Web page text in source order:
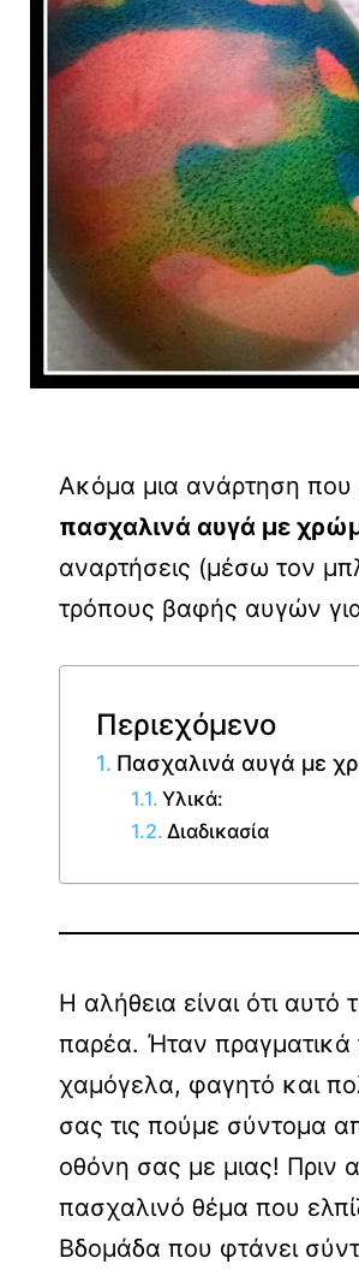
Ακόμα μια ανάρτηση που
πασχαλινά αυγά με
αναρτήσεις (μέσω τον
τρόπους βαφής αυγών
Περιεχόμενο
Πασχαλινά αυγά με
Υλικά:
Διαδικασία
Η αλήθεια είναι ότι
παρέα. Ήταν πραγματικά
χαμόγελα, φαγητό και
σας τις πούμε σύντομα
οθόνη σας με μιας!
πασχαλινό θέμα που
Βδομάδα που φτάνει